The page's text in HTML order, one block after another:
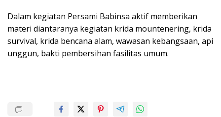
Dalam kegiatan Persami Babinsa aktif memberikan
materi diantaranya kegiatan krida mountenering, krida
survival, krida bencana alam, wawasan kebangsaan, api
unggun, bakti pembersihan fasilitas umum.